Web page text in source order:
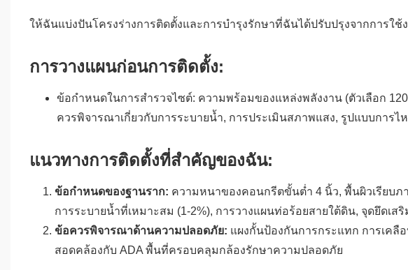
ให้ฉันแบ่งปันโครงร่างการติดตั้งและการบำรุงรักษาที่ฉันได้ปรับปรุงจากการใช้
การวางแผนก่อนการติดตั้ง:
ข้อกำหนดในการสำรวจไซต์: ความพร้อมของแหล่งพลังงาน (ตัวเลือก
ควรพิจารณาเกี่ยวกับการระบายน้ำ, การประเมินสภาพแสง, รูปแบบการไ
แนวทางการติดตั้งที่สำคัญของฉัน:
ข้อกำหนดของฐานราก: ความหนาของคอนกรีตขั้นต่ำ 4 นิ้ว, พื้นผิวเรียบภ
การระบายน้ำที่เหมาะสม (1-2%), การวางแผนท่อร้อยสายใต้ดิน, จุดยึดเสริ
ข้อควรพิจารณาด้านความปลอดภัย: แผงกั้นป้องกันการกระแทก การเคลื
สอดคล้องกับ ADA พื้นที่ครอบคลุมกล้องรักษาความปลอดภัย